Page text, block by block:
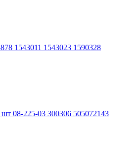
1543011 1543023 1590328
08-225-03 300306 505072143